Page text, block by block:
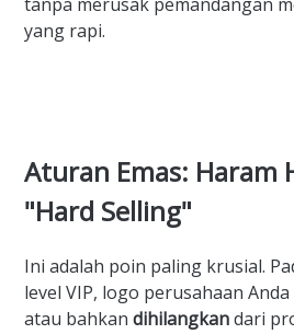
yang rapi.
Aturan Emas: Haram
"Hard Selling"
Ini adalah poin paling krusial.
level VIP, logo perusahaan
atau bahkan dihilangkandari